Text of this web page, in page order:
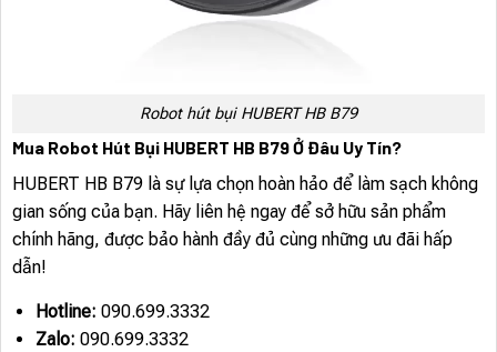
Robot hút bụi HUBERT HB B79
Mua Robot Hút Bụi HUBERT HB B79 Ở Đâu Uy Tín?
HUBERT HB B79 là sự lựa chọn hoàn hảo để làm sạch không
gian sống của bạn. Hãy liên hệ ngay để sở hữu sản phẩm
chính hãng, được bảo hành đầy đủ cùng những ưu đãi hấp
dẫn!
Hotline: 090.699.3332
Zalo: 090.699.3332